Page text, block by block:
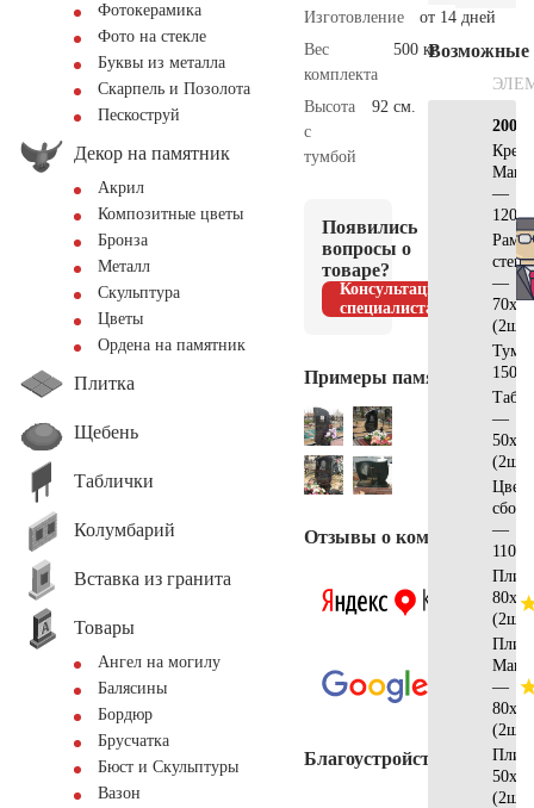
Фотокерамика
Фото на стекле
Буквы из металла
Скарпель и Позолота
Пескоструй
Декор на памятник
Акрил
Композитные цветы
Бронза
Металл
Скульптура
Цветы
Ордена на памятник
Плитка
Щебень
Таблички
Колумбарий
Вставка из гранита
Товары
Ангел на могилу
Балясины
Бордюр
Брусчатка
Бюст и Скульптуры
Вазон
Изготовление
от 14 дней
Вес
комплекта
500 кг.
Высота
с
тумбой
92 см.
Появились
вопросы о
товаре?
Консультация
специалиста
Примеры памятников
Отзывы о компании
Благоустройство
Возможные
Крест
—
—
(2шт)
—
(2шт)
—
(2шт)
—
(2шт)
(2шт)